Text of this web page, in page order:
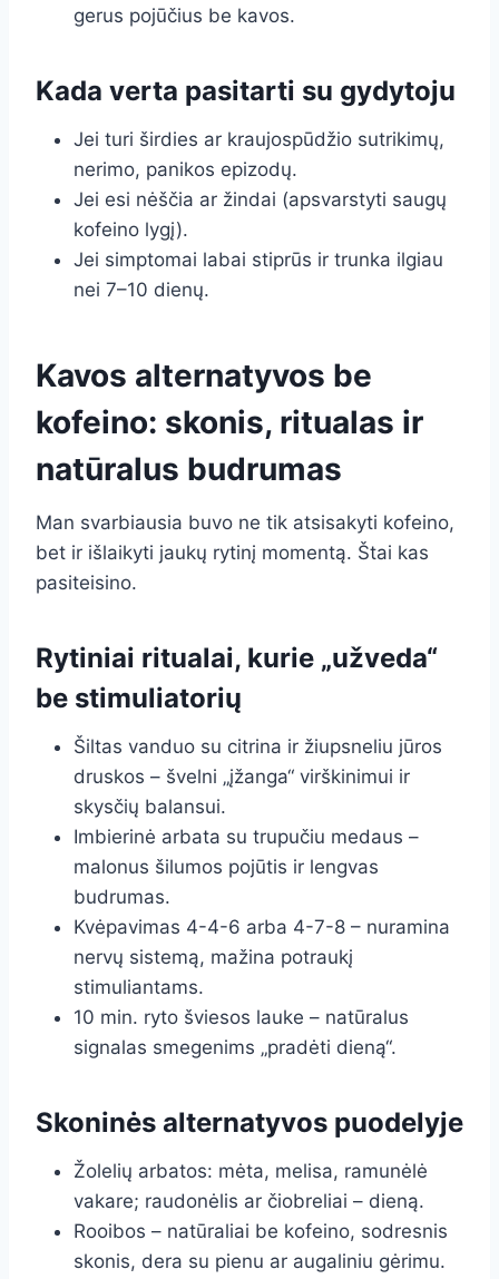
gerus pojūčius be kavos.
Kada verta pasitarti su gydytoju
Jei turi širdies ar kraujospūdžio sutrikimų,
nerimo, panikos epizodų.
Jei esi nėščia ar žindai (apsvarstyti saugų
kofeino lygį).
Jei simptomai labai stiprūs ir trunka ilgiau
nei 7–10 dienų.
Kavos alternatyvos be
kofeino: skonis, ritualas ir
natūralus budrumas
Man svarbiausia buvo ne tik atsisakyti kofeino,
bet ir išlaikyti jaukų rytinį momentą. Štai kas
pasiteisino.
Rytiniai ritualai, kurie „užveda“
be stimuliatorių
Šiltas vanduo su citrina ir žiupsneliu jūros
druskos – švelni „įžanga“ virškinimui ir
skysčių balansui.
Imbierinė arbata su trupučiu medaus –
malonus šilumos pojūtis ir lengvas
budrumas.
Kvėpavimas 4-4-6 arba 4-7-8 – nuramina
nervų sistemą, mažina potraukį
stimuliantams.
10 min. ryto šviesos lauke – natūralus
signalas smegenims „pradėti dieną“.
Skoninės alternatyvos puodelyje
Žolelių arbatos: mėta, melisa, ramunėlė
vakare; raudonėlis ar čiobreliai – dieną.
Rooibos – natūraliai be kofeino, sodresnis
skonis, dera su pienu ar augaliniu gėrimu.